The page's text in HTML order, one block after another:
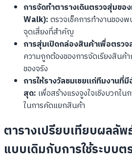
การจัดทำตารางเดินตรวจสุ่มขอ
Walk):ตรวจเช็คการทำงานของ
จุดเสี่ยงที่สำคัญ
การสุ่มเปิดกล่องสินค้าเพื่อตรว
ความถูกต้องของการจัดเรียงสินค้
ของจริง
การให้รางวัลชมเชยแก่ทีมงานที่
สุด: เพื่อสร้างแรงจูงใจเชิงบวกใ
ในการคัดแยกสินค้า
ตารางเปรียบเทียบผลลั
แบบเดิมกับการใช้ระบบ